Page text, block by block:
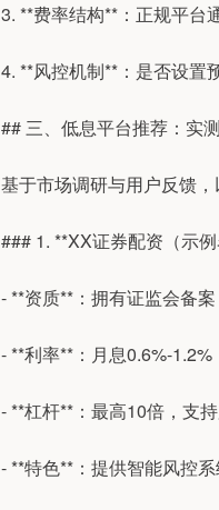
3. **费率结构**：正规平台
4. **风控机制**：是否设置
## 三、低息平台推荐：实
基于市场调研与用户反馈
### 1. **XX证券配资（示
- **资质**：拥有证监会备案
- **利率**：月息0.6%-1.2%
- **杠杆**：最高10倍，支
- **特色**：提供智能风控